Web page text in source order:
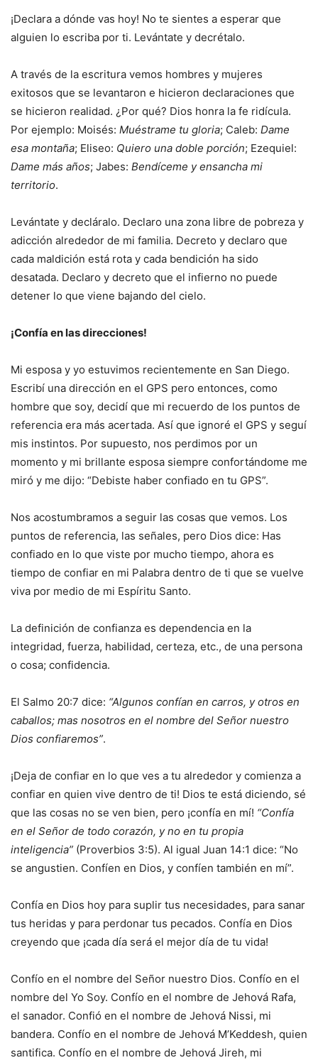
¡Declara a dónde vas hoy! No te sientes a esperar que
alguien lo escriba por ti. Levántate y decrétalo.
A través de la escritura vemos hombres y mujeres
exitosos que se levantaron e hicieron declaraciones que
se hicieron realidad. ¿Por qué? Dios honra la fe ridícula.
Por ejemplo: Moisés: Muéstrame tu gloria; Caleb: Dame
esa montaña; Eliseo: Quiero una doble porción; Ezequiel:
Dame más años; Jabes: Bendíceme y ensancha mi
territorio.
Levántate y decláralo. Declaro una zona libre de pobreza y
adicción alrededor de mi familia. Decreto y declaro que
cada maldición está rota y cada bendición ha sido
desatada. Declaro y decreto que el infierno no puede
detener lo que viene bajando del cielo.
¡Confía en las direcciones!
Mi esposa y yo estuvimos recientemente en San Diego.
Escribí una dirección en el GPS pero entonces, como
hombre que soy, decidí que mi recuerdo de los puntos de
referencia era más acertada. Así que ignoré el GPS y seguí
mis instintos. Por supuesto, nos perdimos por un
momento y mi brillante esposa siempre confortándome me
miró y me dijo: “Debiste haber confiado en tu GPS”.
Nos acostumbramos a seguir las cosas que vemos. Los
puntos de referencia, las señales, pero Dios dice: Has
confiado en lo que viste por mucho tiempo, ahora es
tiempo de confiar en mi Palabra dentro de ti que se vuelve
viva por medio de mi Espíritu Santo.
La definición de confianza es dependencia en la
integridad, fuerza, habilidad, certeza, etc., de una persona
o cosa; confidencia.
El Salmo 20:7 dice: “Algunos confían en carros, y otros en
caballos; mas nosotros en el nombre del Señor nuestro
Dios confiaremos”.
¡Deja de confiar en lo que ves a tu alrededor y comienza a
confiar en quien vive dentro de ti! Dios te está diciendo, sé
que las cosas no se ven bien, pero ¡confía en mí! “Confía
en el Señor de todo corazón, y no en tu propia
inteligencia” (Proverbios 3:5). Al igual Juan 14:1 dice: “No
se angustien. Confíen en Dios, y confíen también en mí”.
Confía en Dios hoy para suplir tus necesidades, para sanar
tus heridas y para perdonar tus pecados. Confía en Dios
creyendo que ¡cada día será el mejor día de tu vida!
Confío en el nombre del Señor nuestro Dios. Confío en el
nombre del Yo Soy. Confío en el nombre de Jehová Rafa,
el sanador. Confió en el nombre de Jehová Nissi, mi
bandera. Confío en el nombre de Jehová M’Keddesh, quien
santifica. Confío en el nombre de Jehová Jireh, mi